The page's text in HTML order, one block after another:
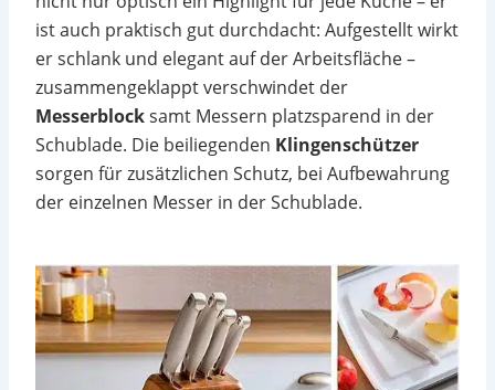
ist auch praktisch gut durchdacht: Aufgestellt wirkt
er schlank und elegant auf der Arbeitsfläche –
zusammengeklappt verschwindet der
Messerblocksamt Messern platzsparend in der
Schublade. Die beiliegenden Klingenschützer
sorgen für zusätzlichen Schutz, bei Aufbewahrung
der einzelnen Messer in der Schublade.